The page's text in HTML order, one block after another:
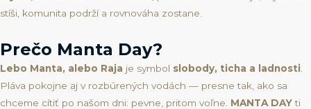
stíši, komunita podrží a rovnováha zostane.
Prečo Manta Day?
Lebo Manta, alebo Raja je symbol slobody, ticha a ladnosti
Pláva pokojne aj v rozbúrených vodách — presne tak, ako sa
chceme cítiť po našom dni: pevne, pritom voľne. MANTA DAYti